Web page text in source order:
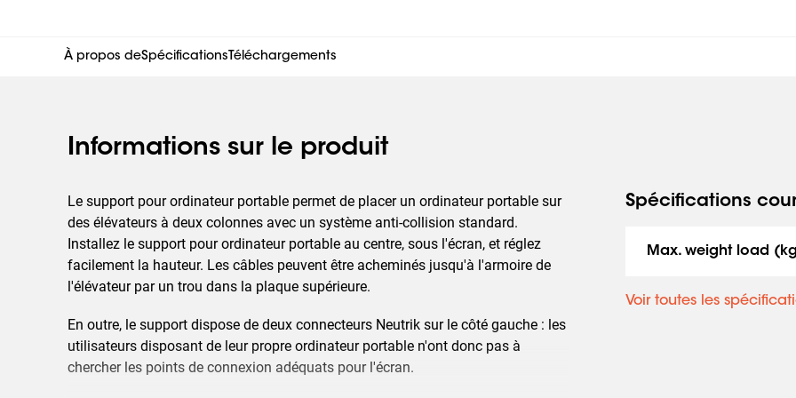
À propos deSpécifications Téléchargements
Informations sur le produit
Le support pour ordinateur portable permet de placer un ordinateur portable sur
des élévateurs à deux colonnes avec un système anti-collision standard.
Installez le support pour ordinateur portable au centre, sous l'écran, et réglez
facilement la hauteur. Les câbles peuvent être acheminés jusqu'à l'armoire de
l'élévateur par un trou dans la plaque supérieure.
En outre, le support dispose de deux connecteurs Neutrik sur le côté gauche : les
utilisateurs disposant de leur propre ordinateur portable n'ont donc pas à
chercher les points de connexion adéquats pour l'écran.
Spécifications
Max. weight load
Voir toutes les